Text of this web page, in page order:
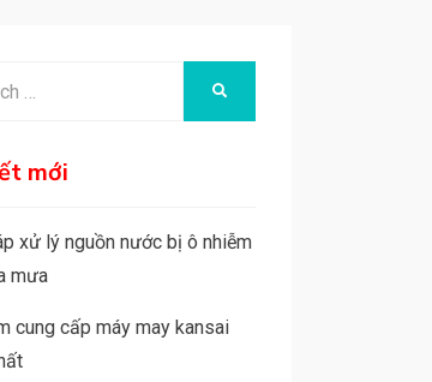
mới
xử lý nguồn nước bị ô nhiễm
mưa
cung cấp máy may kansai